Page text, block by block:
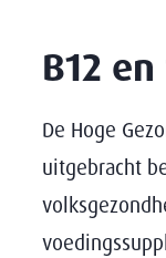
B12
De Hoge
uitgebracht